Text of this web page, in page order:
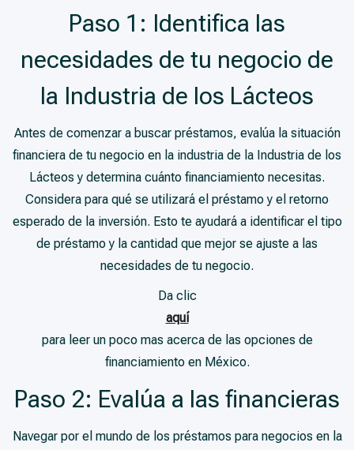
Paso 1: Identifica las
necesidades de tu negocio de
la Industria de los Lácteos
Antes de comenzar a buscar préstamos, evalúa la situación
financiera de tu negocio en la industria de la Industria de los
Lácteos y determina cuánto financiamiento necesitas.
Considera para qué se utilizará el préstamo y el retorno
esperado de la inversión. Esto te ayudará a identificar el tipo
de préstamo y la cantidad que mejor se ajuste a las
necesidades de tu negocio.
Da clic
aquí
para leer un poco mas acerca de las opciones de
financiamiento en México.
Paso 2: Evalúa a las financieras
Navegar por el mundo de los préstamos para negocios en la